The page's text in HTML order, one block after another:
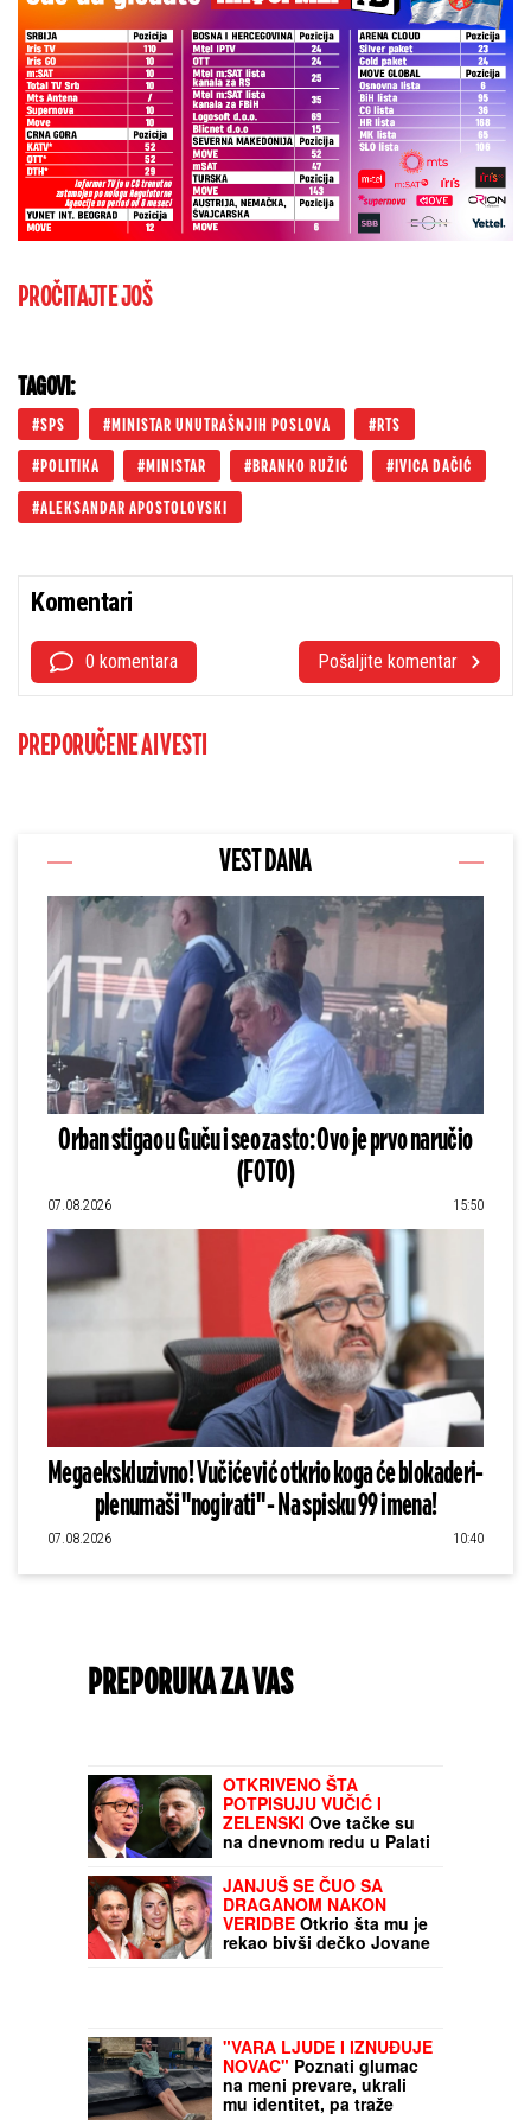
PROČITAJTE JOŠ
TAGOVI:
SPS MINISTAR UNUTRAŠNJIH POSLOVA RTS
POLITIKA MINISTAR BRANKO RUŽIĆ IVICA DAČIĆ​
ALEKSANDAR APOSTOLOVSKI
Komentari
0 komentara Pošaljite komentar
PREPORUČENE AI VESTI
VEST DANA
Orban stigao u Guču i seo za sto: Ovo je prvo naručio
(FOTO)
07.08.2026 15:50
Megaekskluzivno! Vučićević otkrio koga će blokaderi-
plenumaši "nogirati" - Na spisku 99 imena!
07.08.2026 10:40
PREPORUKA ZA VAS
OTKRIVENO ŠTA
POTPISUJU VUČIĆ I
ZELENSKIOve tačke su
na dnevnom redu u Palati